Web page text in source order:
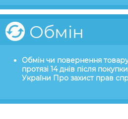
Обмін
Обмін чи повернення
протязі 14 днів після
України Про захист прав